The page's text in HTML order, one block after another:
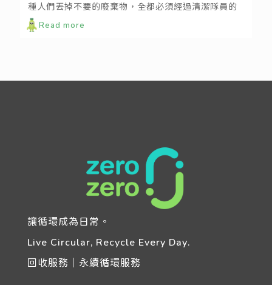
種人們丟掉不要的廢棄物，全都必須經過清潔隊員的
雙手才能乖乖地「消失」，遠離人們理想的整潔生
活，不再出現。 人類學家羅頻・奈格爾從2006年開
圾從人們眼中消失之後，漫長而真實的隱藏畫面。
Read more
讓循環成為日常。
Live Circular, Recycle Every Day.
回收服務｜永續循環服務